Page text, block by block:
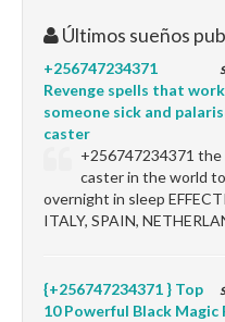
Últimos sueños
+256747234371
Revenge spells that
someone sick and
caster
+256747234371 the
caster in the world
overnight in sleep
ITALY, SPAIN,
{+256747234371 } Top
10 Powerful Black